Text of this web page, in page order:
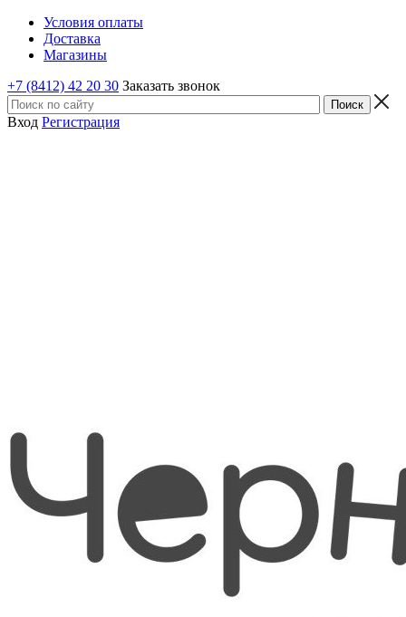
Условия оплаты
Доставка
Магазины
+7 (8412) 42 20 30 Заказать звонок
Вход Регистрация